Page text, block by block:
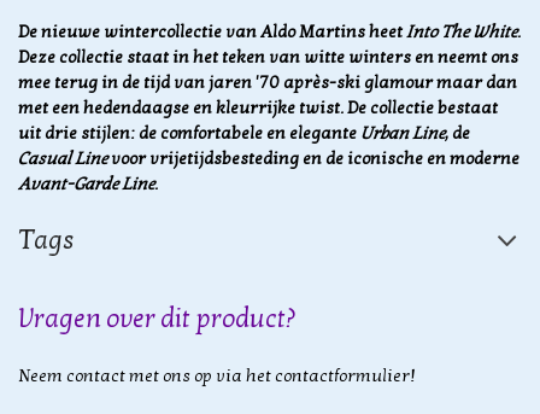
De nieuwe wintercollectie van Aldo Martins heetInto The White.
Deze collectie staat in het teken van witte winters en neemt ons
mee terug in de tijd van jaren '70 après-ski glamour maar dan
met een hedendaagse en kleurrijke twist. De collectie bestaat
uit drie stijlen: de comfortabele en elegante Urban Line, de
Casual Linevoor vrijetijdsbesteding en de iconische en moderne
Avant-Garde Line.
Tags
Vragen over dit product?
Neem contact met ons op via het contactformulier!